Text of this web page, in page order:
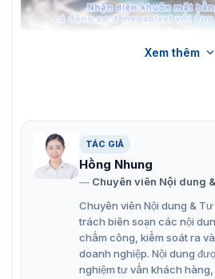
Giới thiệu về thiết bị camera an ninh
854N38A-E3
Camera an ninh BL-854N38A-E3
tính năng công nghệ cho một thiết
việc đạt hiệu quả cao. Đọ phân
các sự kiện được tốt hơn. Dễ dàng
điện thoại hoặc máy tính trên
Cảm biến Sony STARVIS CMOS
Mã hóa dòng kép H.265 +
Xem thêm
TÁC GIẢ
Hồng Nhung
Chuyên viên Nội dung
Chuyên viên Nội dung &
trách biên soạn các nội
chấm công, kiểm soát ra
doanh nghiệp. Nội dung
nghiệm tư vấn khách